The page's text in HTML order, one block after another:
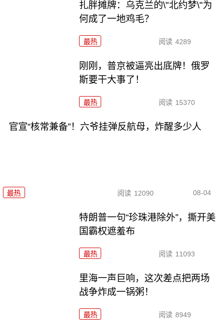
扎胖摊牌：乌克兰的\"北约梦\"为
何成了一地鸡毛？
最热 阅读 4289
刚刚，普京被逼亮出底牌！俄罗
斯要干大事了！
最热 阅读 15370
官宣“核常兼备”！六爷挂弹反航母，炸醒多少人
最热 阅读 12090 08-04
特朗普一句“珍珠港除外”，撕开美
国霸权遮羞布
最热 阅读 11093
里海一声巨响，这次差点把两场
战争炸成一锅粥！
最热 阅读 8949